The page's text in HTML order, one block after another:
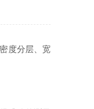
度分层、宽